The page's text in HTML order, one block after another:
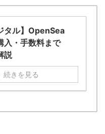
タル】OpenSea
入・手数料まで
説
続きを見る